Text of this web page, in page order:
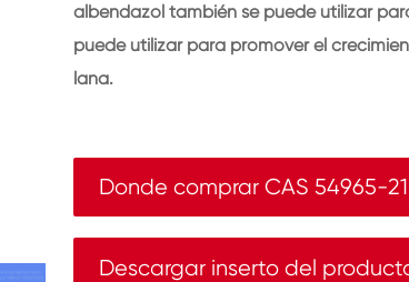
albendazol también se puede utilizar
puede utilizar para promover el
lana.
Donde comprar CAS 54965-
Descargar inserto del